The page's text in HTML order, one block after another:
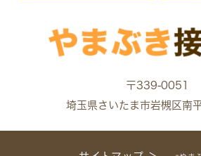
〒339-0051
埼玉県さいたま市岩槻区南